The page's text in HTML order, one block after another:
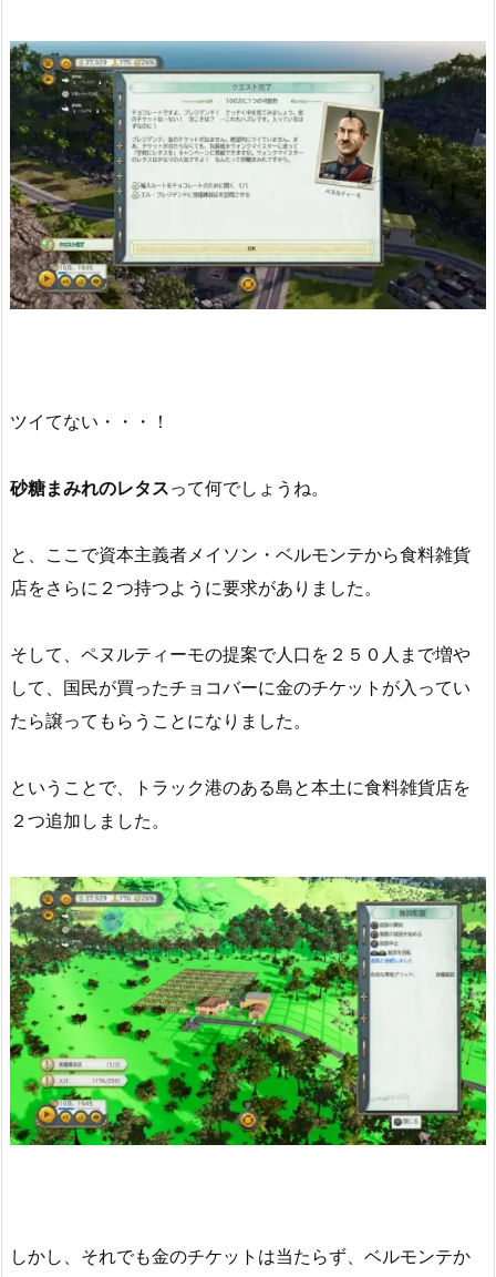
ツイてない・・・！
砂糖まみれのレタスって何でしょうね。
と、ここで資本主義者メイソン・ベルモンテから食料雑貨
店をさらに２つ持つように要求がありました。
そして、ペヌルティーモの提案で人口を２５０人まで増や
して、国民が買ったチョコバーに金のチケットが入ってい
たら譲ってもらうことになりました。
ということで、トラック港のある島と本土に食料雑貨店を
２つ追加しました。
しかし、それでも金のチケットは当たらず、ベルモンテか